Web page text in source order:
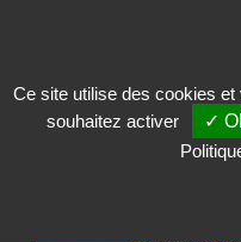
Accueillir>Présentoir et
Présentoir mobile
Ce site utilise des cookies
souhaitez activer
✓